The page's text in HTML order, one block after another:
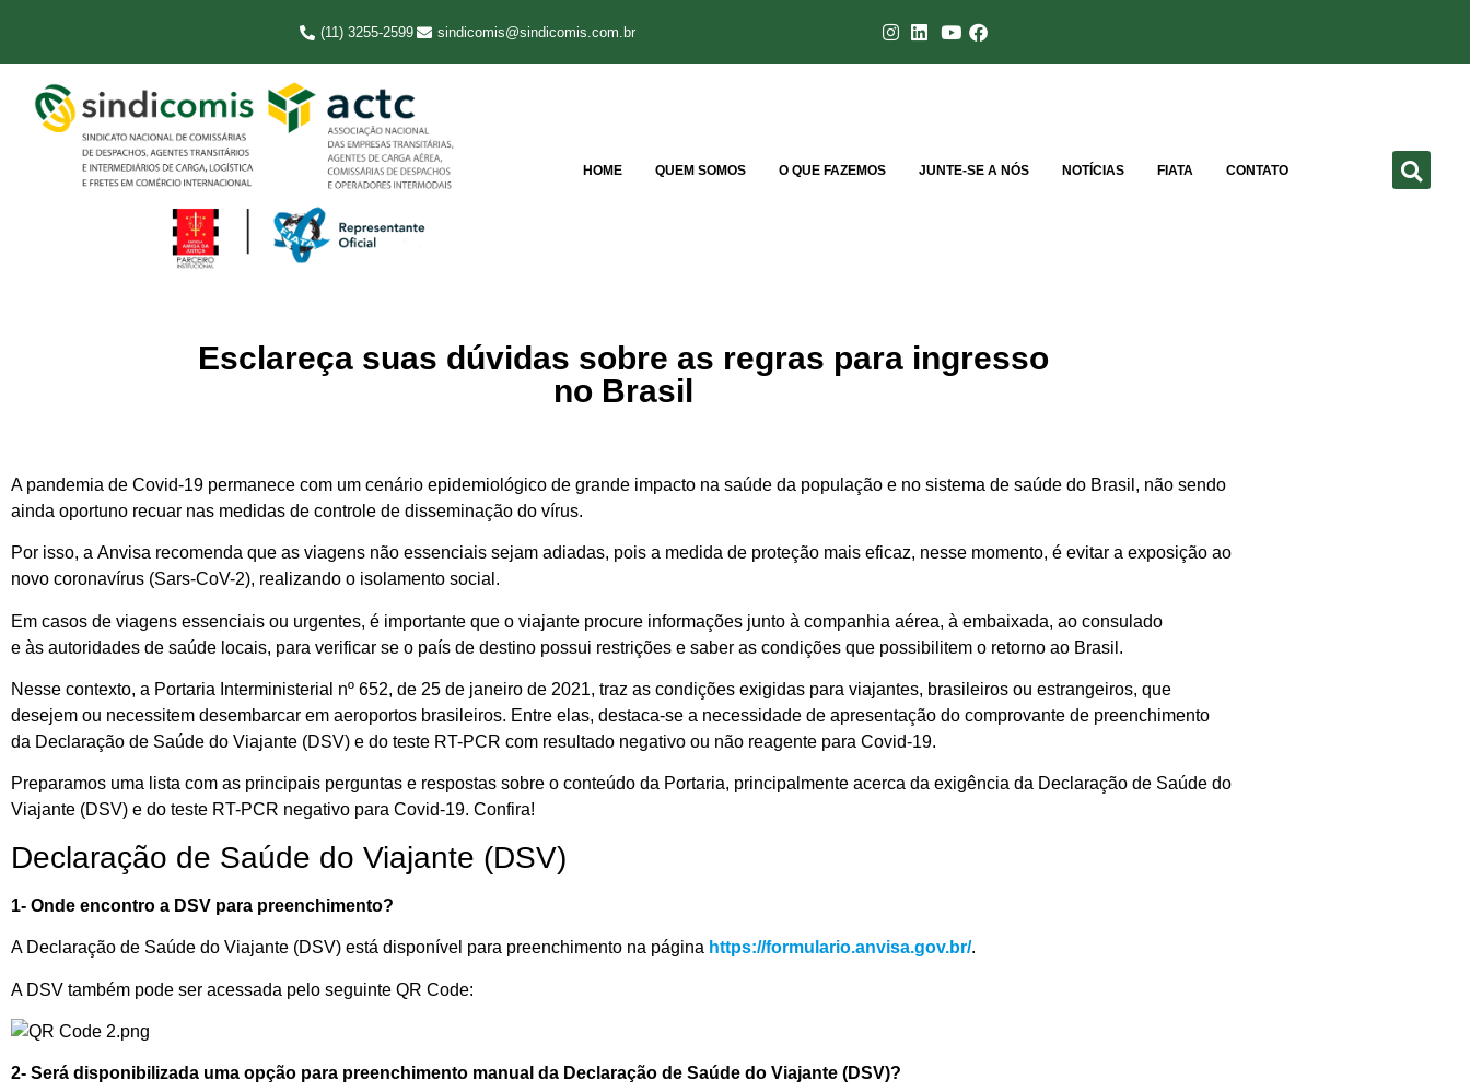
(11) 3255-2599 sindicomis@sindicomis.com.br
HOME QUEM SOMOS O QUE FAZEMOS JUNTE-SE A NÓS NOTÍCIAS FIATA CONTATO
Esclareça suas dúvidas sobre as regras para ingresso
no Brasil
A pandemia de Covid-19 permanece com um cenário epidemiológico de grande impacto na saúde da população e no sistema de saúde do Brasil , não sendo
ainda oportuno recuar nas medidas de controle de disseminação do vírus.
Por isso, a Anvisa recomenda que as viagens não essenciais sejam adiadas, pois a medida de proteção mais eficaz, nesse momento, é evitar a exposição ao
novo coronavírus (Sars-CoV-2), realizando o isolamento social.
Em casos de viagens essenciais ou urgentes, é importante que o viajante procure informações junto à companhia aérea, à embaixada, ao consulado
e às autoridades de saúde locais, para verificar se o país de destino possui restrições e saber as condições que possibilitem o retorno ao Brasil.
Nesse contexto, a Portaria Interministerial nº 652, de 25 de janeiro de 2021, traz as condições exigidas para viajantes, brasileiros ou estrangeiros, que
desejem ou necessitem desembarcar em aeroportos brasileiros. Entre elas, destaca-se a necessidade de apresentação do comprovante de preenchimento
da Declaração de Saúde do Viajante (DSV) e do teste RT-PCR com resultado negativo ou não reagente para Covid-19.
Preparamos uma lista com as principais perguntas e respostas sobre o conteúdo da Portaria, principalmente acerca da exigência da Declaração de Saúde do
Viajante (DSV) e do teste RT-PCR negativo para Covid-19. Confira!
Declaração de Saúde do Viajante (DSV)
1- Onde encontro a DSV para preenchimento?
A Declaração de Saúde do Viajante (DSV) está disponível para preenchimento na página https://formulario.anvisa.gov.br/.
A DSV também pode ser acessada pelo seguinte QR Code:
2- Será disponibilizada uma opção para preenchimento manual da Declaração de Saúde do Viajante (DSV)?